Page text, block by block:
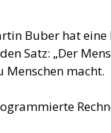
Buber hat
Satz: „Der
Menschen macht.